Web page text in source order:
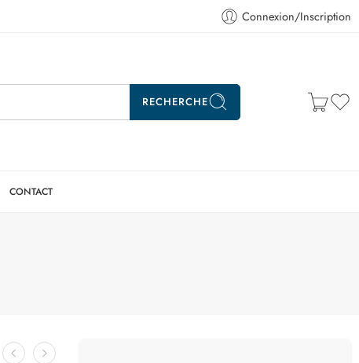
Connexion/Inscription
RECHERCHE
CONTACT